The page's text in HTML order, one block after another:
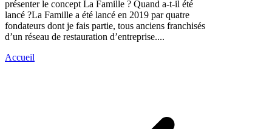
présenter le concept La Famille ? Quand a-t-il été
lancé ?La Famille a été lancé en 2019 par quatre
fondateurs dont je fais partie, tous anciens franchisés
d’un réseau de restauration d’entreprise....
Accueil